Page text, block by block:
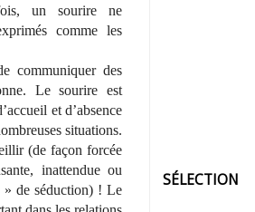
un sourire ne
comme les
communiquer des
Le sourire est
et d’absence
situations.
(de façon forcée
inattendue ou
» de séduction) ! Le
SÉLECTION